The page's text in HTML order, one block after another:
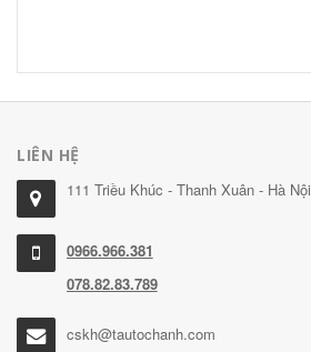
LIÊN HỆ
111 Triều Khúc - Thanh Xuân - Hà Nội
0966.966.381
078.82.83.789
cskh@tautochanh.com